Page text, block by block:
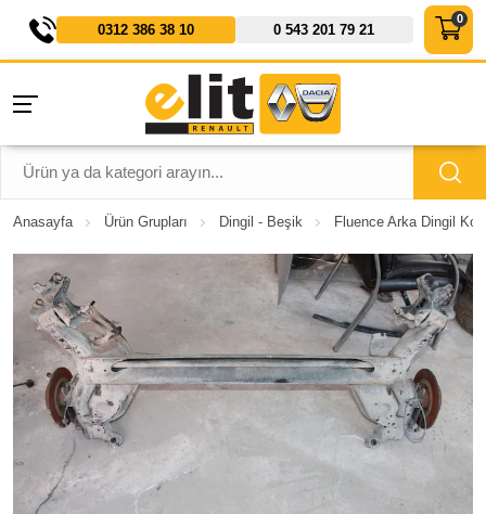
0312 386 38 10 0 543 201 79 21
Anasayfa Ürün Grupları Dingil - Beşik Fluence Arka Dingil